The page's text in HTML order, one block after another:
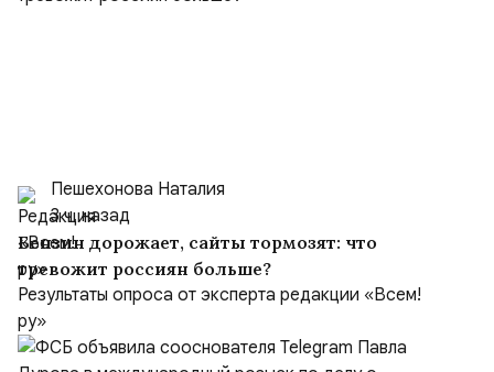
Пешехонова Наталия
3 ч. назад
Бензин дорожает, сайты тормозят: что
тревожит россиян больше?
Результаты опроса от эксперта редакции «Всем!
ру»